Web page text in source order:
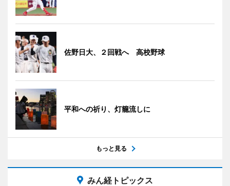
佐野日大、２回戦へ 高校野球
平和への祈り、灯籠流しに
もっと見る
みん経トピックス